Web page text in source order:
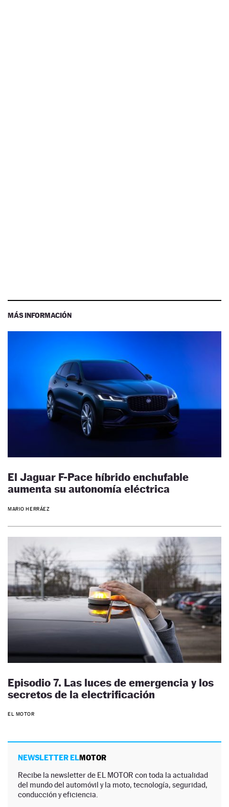
MÁS INFORMACIÓN
El Jaguar F-Pace híbrido enchufable
aumenta su autonomía eléctrica
MARIO HERRÁEZ
Episodio 7. Las luces de emergencia y los
secretos de la electrificación
EL MOTOR
NEWSLETTER ELMOTOR
Recibe la newsletter de EL MOTOR con toda la actualidad
del mundo del automóvil y la moto, tecnología, seguridad,
conducción y eficiencia.